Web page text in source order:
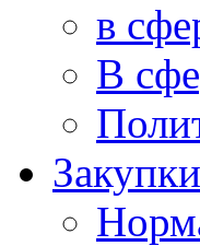
в
В
Закупки